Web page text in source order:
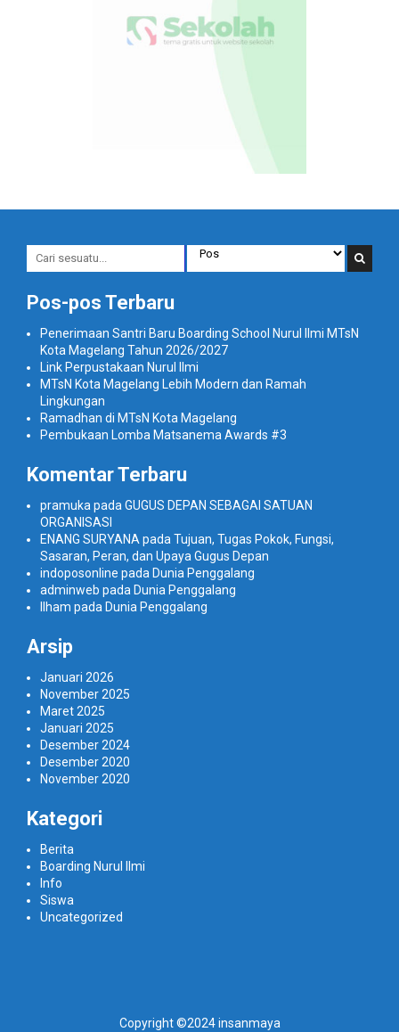
Pos-pos Terbaru
Penerimaan Santri Baru Boarding School Nurul Ilmi MTsN
Kota Magelang Tahun 2026/2027
Link Perpustakaan Nurul Ilmi
MTsN Kota Magelang Lebih Modern dan Ramah
Lingkungan
Ramadhan di MTsN Kota Magelang
Pembukaan Lomba Matsanema Awards #3
Komentar Terbaru
pramuka pada GUGUS DEPAN SEBAGAI SATUAN
ORGANISASI
ENANG SURYANA pada Tujuan, Tugas Pokok, Fungsi,
Sasaran, Peran, dan Upaya Gugus Depan
indoposonline pada Dunia Penggalang
adminweb pada Dunia Penggalang
Ilham pada Dunia Penggalang
Arsip
Januari 2026
November 2025
Maret 2025
Januari 2025
Desember 2024
Desember 2020
November 2020
Kategori
Berita
Boarding Nurul Ilmi
Info
Siswa
Uncategorized
Copyright ©2024 insanmaya